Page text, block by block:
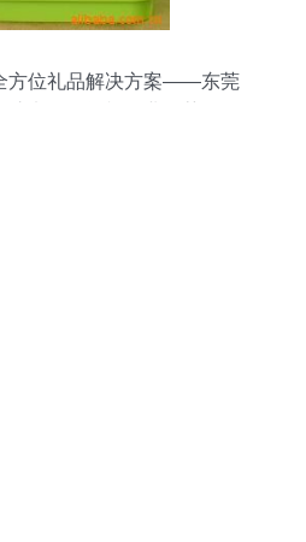
方位礼品解决方案——东莞